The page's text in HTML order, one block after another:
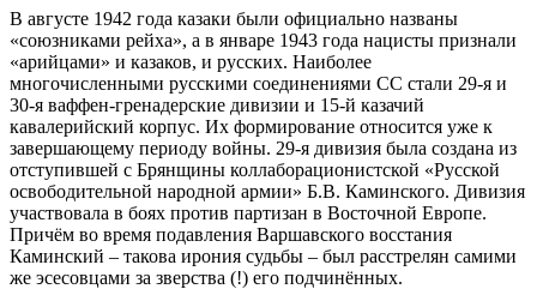
В августе 1942 года казаки были официально названы
«союзниками рейха», а в январе 1943 года нацисты признали
«арийцами» и казаков, и русских. Наиболее
многочисленными русскими соединениями СС стали 29-я и
30-я ваффен-гренадерские дивизии и 15-й казачий
кавалерийский корпус. Их формирование относится уже к
завершающему периоду войны. 29-я дивизия была создана из
отступившей с Брянщины коллаборационистской «Русской
освободительной народной армии» Б.В. Каминского. Дивизия
участвовала в боях против партизан в Восточной Европе.
Причём во время подавления Варшавского восстания
Каминский – такова ирония судьбы – был расстрелян самими
же эсесовцами за зверства (!) его подчинённых.